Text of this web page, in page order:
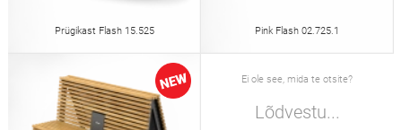
Prügikast Flash 15.525 Pink Flash 02.725.1
Ei ole see, mida te otsite?
Lõdvestu...